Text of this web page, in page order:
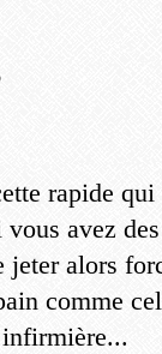
rapide qui
avez des
jeter alors
comme